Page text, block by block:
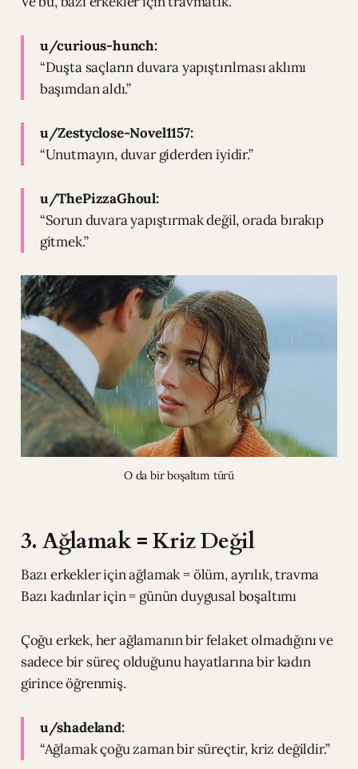
u/curious-hunch:
“Duşta saçların duvara yapıştırılması aklımı
başımdan aldı.”
u/Zestyclose-Novel1157:
“Unutmayın, duvar giderden iyidir.”
u/ThePizzaGhoul:
“Sorun duvara yapıştırmak değil, orada bırakıp
gitmek.”
O da bir boşaltım türü
3. Ağlamak = Kriz Değil
Bazı erkekler için ağlamak = ölüm, ayrılık, travma
Bazı kadınlar için = günün duygusal boşaltımı
Çoğu erkek, her ağlamanın bir felaket olmadığını ve
sadece bir süreç olduğunu hayatlarına bir kadın
girince öğrenmiş.
u/shadeland:
“Ağlamak çoğu zaman bir süreçtir, kriz değildir.”